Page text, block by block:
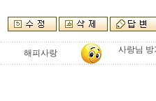
해피사랑 사랑님